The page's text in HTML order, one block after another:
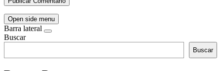
Open side menu
Barra lateral
Buscar
Buscar